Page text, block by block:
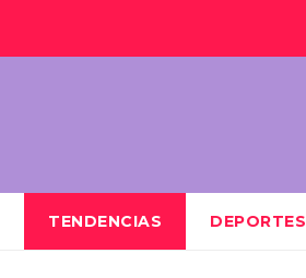
TENDENCIAS DEPORTES